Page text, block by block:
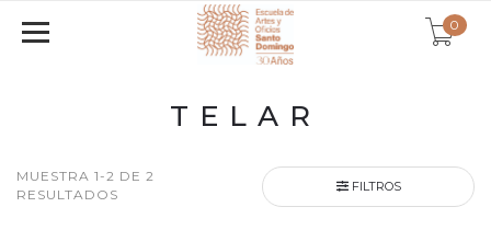
0
TELAR
MUESTRA 1-2 DE 2
RESULTADOS
FILTROS